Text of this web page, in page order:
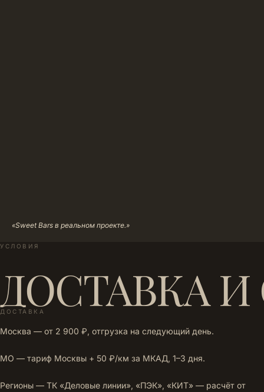
«Sweet Bars в реальном проекте.»
УСЛОВИЯ
ДОСТАВКА
ДОСТАВКА
Москва — от 2 900 ₽, отгрузка на следующий день.
МО — тариф Москвы + 50 ₽/км за МКАД, 1–3 дня.
Регионы — ТК «Деловые линии», «ПЭК», «КИТ» — расчёт от